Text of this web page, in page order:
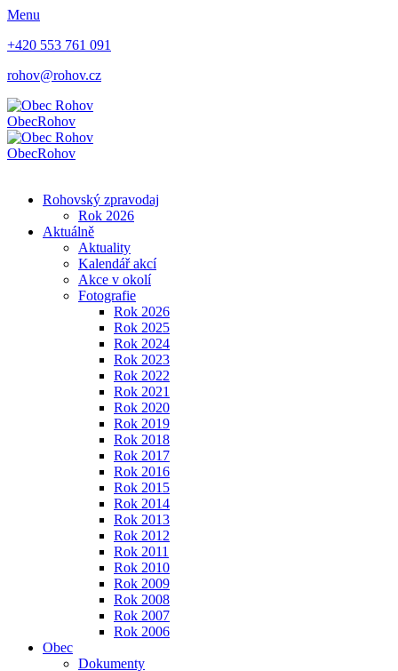
Menu
+420 553 761 091
rohov@rohov.cz
ObecRohov
ObecRohov
Rohovský zpravodaj
Rok 2026
Aktuálně
Aktuality
Kalendář akcí
Akce v okolí
Fotografie
Rok 2026
Rok 2025
Rok 2024
Rok 2023
Rok 2022
Rok 2021
Rok 2020
Rok 2019
Rok 2018
Rok 2017
Rok 2016
Rok 2015
Rok 2014
Rok 2013
Rok 2012
Rok 2011
Rok 2010
Rok 2009
Rok 2008
Rok 2007
Rok 2006
Obec
Dokumenty